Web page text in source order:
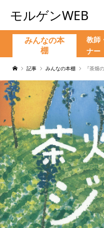
モルゲンWEB
みんなの本
棚
教師
ナー
記事 みんなの本棚 『茶畑